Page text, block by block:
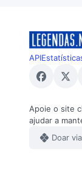
API
Apoie o site
ajudar a
Doar